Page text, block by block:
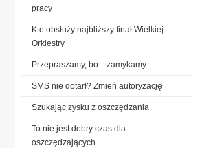
pracy
Kto obsłuży najbliższy finał Wielkiej
Orkiestry
Przepraszamy, bo... zamykamy
SMS nie dotarł? Zmień autoryzację
Szukając zysku z oszczędzania
To nie jest dobry czas dla
oszczędzających